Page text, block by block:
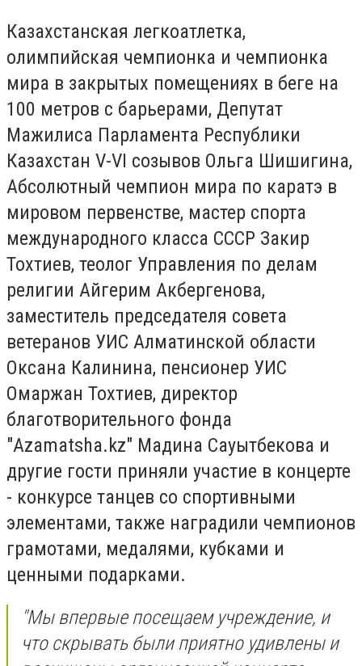
Казахстанская легкоатлетка,
олимпийская чемпионка и чемпионка
мира в закрытых помещениях в беге на
100 метров с барьерами, Депутат
Мажилиса Парламента Республики
Казахстан V-VI созывов Ольга Шишигина,
Абсолютный чемпион мира по каратэ в
мировом первенстве, мастер спорта
международного класса СССР Закир
Тохтиев, теолог Управления по делам
религии Айгерим Акбергенова,
заместитель председателя совета
ветеранов УИС Алматинской области
Оксана Калинина, пенсионер УИС
Омаржан Тохтиев, директор
благотворительного фонда
"Azamatsha.kz" Мадина Сауытбекова и
другие гости приняли участие в концерте
- конкурсе танцев со спортивными
элементами, также наградили чемпионов
грамотами, медалями, кубками и
ценными подарками.
"Мы впервые посещаем учреждение, и
что скрывать были приятно удивлены и